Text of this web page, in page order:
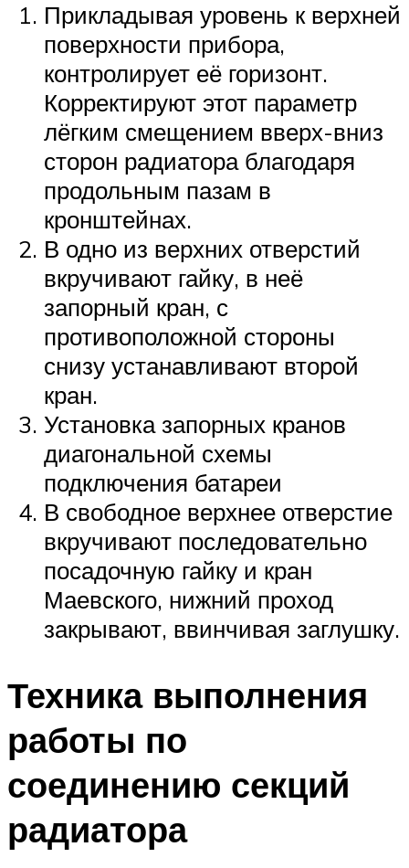
Прикладывая уровень к верхней
поверхности прибора,
контролирует её горизонт.
Корректируют этот параметр
лёгким смещением вверх-вниз
сторон радиатора благодаря
продольным пазам в
кронштейнах.
В одно из верхних отверстий
вкручивают гайку, в неё
запорный кран, с
противоположной стороны
снизу устанавливают второй
кран.
Установка запорных кранов
диагональной схемы
подключения батареи
В свободное верхнее отверстие
вкручивают последовательно
посадочную гайку и кран
Маевского, нижний проход
закрывают, ввинчивая заглушку.
Техника выполнения
работы по
соединению секций
радиатора